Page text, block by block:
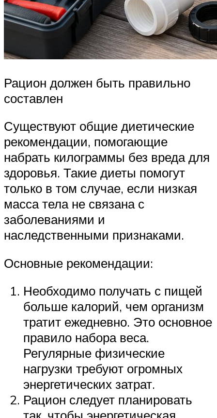
Рацион должен быть правильно
составлен
Существуют общие диетические
рекомендации, помогающие
набрать килограммы без вреда для
здоровья. Такие диеты помогут
только в том случае, если низкая
масса тела не связана с
заболеваниями и
наследственными признаками.
Основные рекомендации:
Необходимо получать с пищей
больше калорий, чем организм
тратит ежедневно. Это основное
правило набора веса.
Регулярные физические
нагрузки требуют огромных
энергетических затрат.
Рацион следует планировать